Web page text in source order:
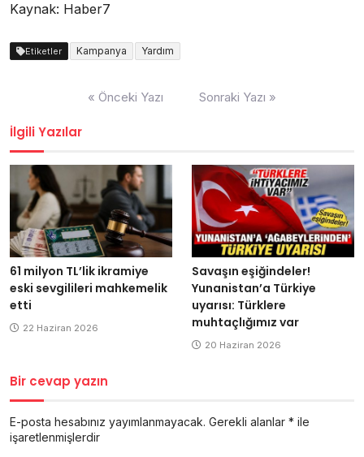
Kaynak: Haber7
Etiketler Kampanya Yardım
« Önceki Yazı Sonraki Yazı »
İlgili Yazılar
61 milyon TL’lik ikramiye
eski sevgilileri mahkemelik
etti
22 Haziran 2026
Savaşın eşiğindeler!
Yunanistan’a Türkiye
uyarısı: Türklere
muhtaçlığımız var
20 Haziran 2026
Bir cevap yazın
E-posta hesabınız yayımlanmayacak. Gerekli alanlar * ile
işaretlenmişlerdir